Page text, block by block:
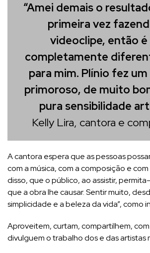
“Amei demais o
primeira vez
videoclipe, então é
completamente
para mim. Plínio fez
primoroso, de muito
pura sensibilidade
Kelly Lira, cantora e
A cantora espera que as pessoas
com a música, com a composição e
disso, que o público, ao assistir,
que a obra lhe causar. Sentir muito,
simplicidade e a beleza da vida”, como
Aproveitem, curtam, compartilhem,
divulguem o trabalho dos e das artistas